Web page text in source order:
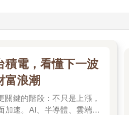
有感觸：
錢人在談的東西，我只想生存。」
人已經幫我們打下一定的基礎，才有
，往往容易變成空談。
好遮風避雨的自住宅後，接著要打拚
積電，看懂下一波
富浪潮
關鍵的階段：不只是上漲，
加速。AI、半導體、雲端運